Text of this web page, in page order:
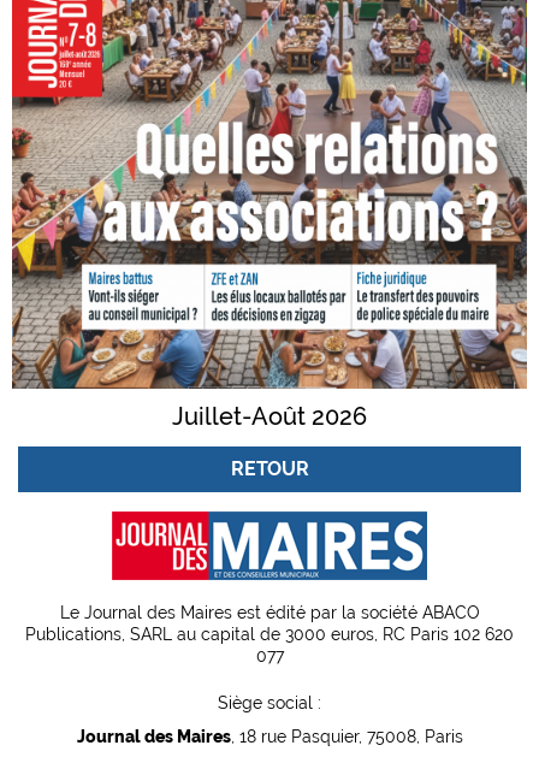
Juillet-Août 2026
RETOUR
Le Journal des Maires est édité par la société ABACO
Publications, SARL au capital de 3000 euros, RC Paris 102 620
077
Siège social :
Journal des Maires, 18 rue Pasquier, 75008, Paris